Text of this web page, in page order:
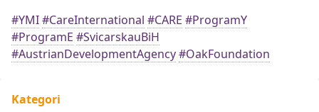
#YMI#CareInternational #CARE #ProgramY
#ProgramE #SvicarskauBiH
#AustrianDevelopmentAgency#OakFoundation
Kategori